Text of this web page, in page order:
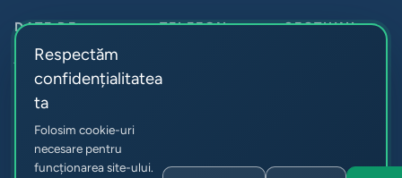
DATE DE
CONTACT
Î.M. Parcul
Urban de
Autobuze
Republica Moldova,
or. Chișinău str.
TELEFON
Resurse umane:
SECȚIUNI
Indicatori
Respectăm
confidențialitatea
ta
Folosim cookie-uri
necesare pentru
funcționarea site-ului.